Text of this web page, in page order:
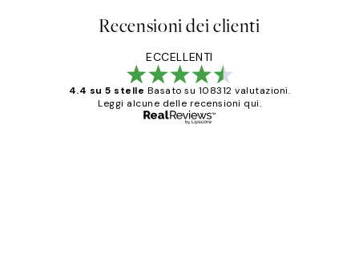
Recensioni dei clienti
ECCELLENTI
4.4 su 5 stelle Basato su 108312 valutazioni.
Leggi alcune delle recensioni qui.